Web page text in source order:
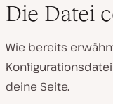
Die Datei
Wie bereits
deine Seite.